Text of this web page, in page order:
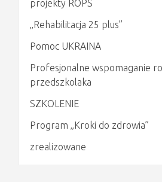
projekty ROPS
„Rehabilitacja 25 plus”
Pomoc UKRAINA
Profesjonalne wspomaganie
przedszkolaka
SZKOLENIE
Program „Kroki do zdrowia”
zrealizowane